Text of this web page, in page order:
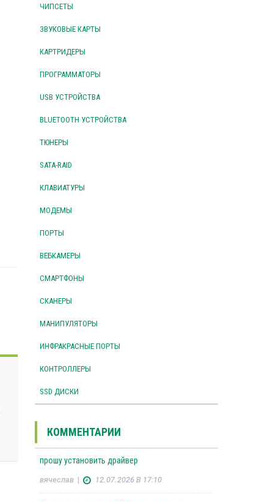
ЧИПСЕТЫ
ЗВУКОВЫЕ КАРТЫ
КАРТРИДЕРЫ
ПРОГРАММАТОРЫ
USB УСТРОЙСТВА
BLUETOOTH УСТРОЙСТВА
ТЮНЕРЫ
SATA-RAID
КЛАВИАТУРЫ
МОДЕМЫ
ПОРТЫ
ВЕБКАМЕРЫ
СМАРТФОНЫ
СКАНЕРЫ
МАНИПУЛЯТОРЫ
ИНФРАКРАСНЫЕ ПОРТЫ
КОНТРОЛЛЕРЫ
SSD ДИСКИ
КОММЕНТАРИИ
прошу установить драйвер
вячеслав| 12.07.2026 В 17:10